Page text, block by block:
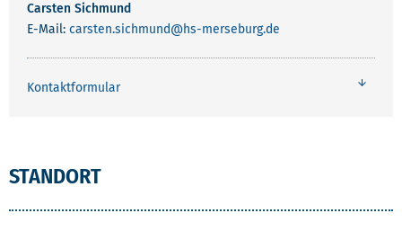
Carsten Sichmund
E-Mail: carsten.sichmund@hs-merseburg.de
Kontaktformular
STANDORT